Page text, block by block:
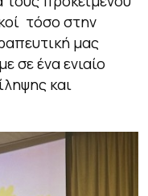
τόσο στην
μας
σε ένα ενιαίο
και